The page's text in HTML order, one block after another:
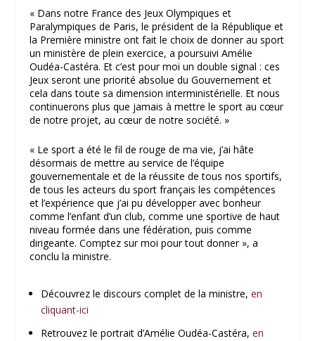
« Dans notre France des Jeux Olympiques et
Paralympiques de Paris, le président de la République et
la Première ministre ont fait le choix de donner au sport
un ministère de plein exercice, a poursuivi Amélie
Oudéa-Castéra. Et c’est pour moi un double signal : ces
Jeux seront une priorité absolue du Gouvernement et
cela dans toute sa dimension interministérielle. Et nous
continuerons plus que jamais à mettre le sport au cœur
de notre projet, au cœur de notre société. »
« Le sport a été le fil de rouge de ma vie, j’ai hâte
désormais de mettre au service de l’équipe
gouvernementale et de la réussite de tous nos sportifs,
de tous les acteurs du sport français les compétences
et l’expérience que j’ai pu développer avec bonheur
comme l’enfant d’un club, comme une sportive de haut
niveau formée dans une fédération, puis comme
dirigeante. Comptez sur moi pour tout donner », a
conclu la ministre.
Découvrez le discours complet de la ministre,en
cliquant-ici
Retrouvez le portrait d’Amélie Oudéa-Castéra,en